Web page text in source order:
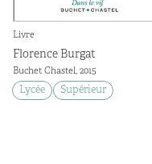
Livre
Florence Burgat
Buchet Chastel, 2015
Lycée Supérieur